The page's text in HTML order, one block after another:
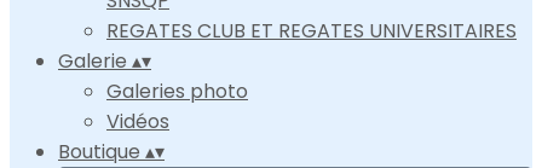
REGATES CLUB ET REGATES UNIVERSITAIRES
Galerie ▴▾
Galeries photo
Vidéos
Boutique ▴▾